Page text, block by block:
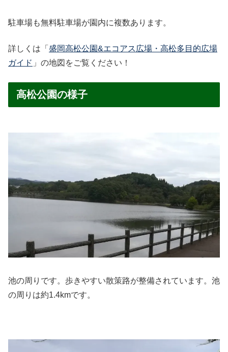
駐車場も無料駐車場が園内に複数あります。
詳しくは「 盛岡高松公園&エコアス広場・高松多目的広場
ガイド 」の地図をご覧ください！
高松公園の様子
池の周りです。歩きやすい散策路が整備されています。池
の周りは約1.4kmです。